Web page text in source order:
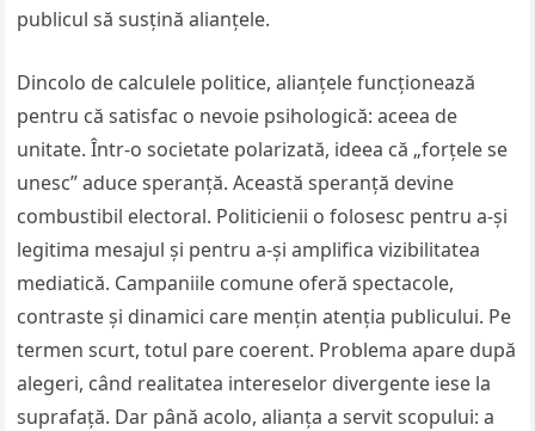
publicul să susțină alianțele.
Dincolo de calculele politice, alianțele funcționează
pentru că satisfac o nevoie psihologică: aceea de
unitate. Într-o societate polarizată, ideea că „forțele se
unesc” aduce speranță. Această speranță devine
combustibil electoral. Politicienii o folosesc pentru a-și
legitima mesajul și pentru a-și amplifica vizibilitatea
mediatică. Campaniile comune oferă spectacole,
contraste și dinamici care mențin atenția publicului. Pe
termen scurt, totul pare coerent. Problema apare după
alegeri, când realitatea intereselor divergente iese la
suprafață. Dar până acolo, alianța a servit scopului: a